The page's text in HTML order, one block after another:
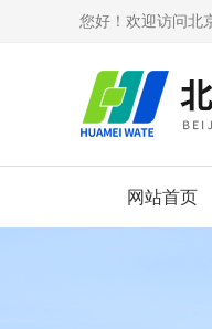
您好！欢迎访问北
网站首页